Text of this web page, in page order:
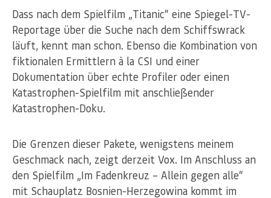
Dass nach dem Spielfilm „Titanic“ eine Spiegel-TV-
Reportage über die Suche nach dem Schiffswrack
läuft, kennt man schon. Ebenso die Kombination von
fiktionalen Ermittlern à la CSI und einer
Dokumentation über echte Profiler oder einen
Katastrophen-Spielfilm mit anschließender
Katastrophen-Doku.
Die Grenzen dieser Pakete, wenigstens meinem
Geschmack nach, zeigt derzeit Vox. Im Anschluss an
den Spielfilm „Im Fadenkreuz – Allein gegen alle“
mit Schauplatz Bosnien-Herzegowina kommt im